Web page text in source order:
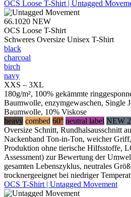
OCS Loose T-Shirt | Untagged
66.1020 NEW
OCS Loose T-Shirt
Schweres Oversize Unisex T-Shirt
black
charcoal
birch
navy
XXS – 3XL
180g/m², 100% gekämmte
Baumwolle, enzymgewaschen, Single
Baumwolle, 10% Viskose
heavy combed 60° neutral label NEW
Oversize Schnitt, Rundhalsausschnitt
Nackenband Ton-in-Ton, weicher
Produktion ohne tierische Hilfsstoffe,
Assessment) zur Bewertung der
gesamten Lebenszyklus, neutrales
trocknergeeignet bei niedriger
OCS T-Shirt | Untagged Movement